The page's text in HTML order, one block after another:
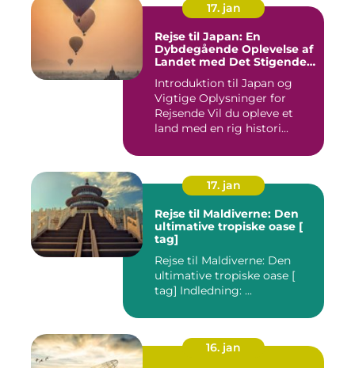
17. jan
Rejse til Japan: En
Dybdegående Oplevelse af
Landet med Det Stigende
Introduktion til Japan og
Vigtige Oplysninger for
Rejsende Vil du opleve et
land med en rig histori...
17. jan
Rejse til Maldiverne: Den
ultimative tropiske oase [
tag]
Rejse til Maldiverne: Den
ultimative tropiske oase [
tag] Indledning: ...
16. jan